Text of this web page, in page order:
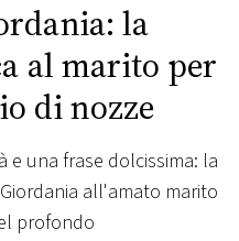
la
al marito per
di nozze
e una frase dolcissima: la
all'amato marito
profondo